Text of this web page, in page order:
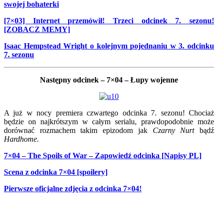
swojej bohaterki
[7×03] Internet przemówił! Trzeci odcinek 7. sezonu!
[ZOBACZ MEMY]
Isaac Hempstead Wright o kolejnym pojednaniu w 3. odcinku
7. sezonu
Następny odcinek – 7×04 – Łupy wojenne
A już w nocy premiera czwartego odcinka 7. sezonu! Chociaż
będzie on najkrótszym w całym serialu, prawdopodobnie może
dorównać rozmachem takim epizodom jak Czarny Nurtbądź
Hardhome.
7×04 – The Spoils of War – Zapowiedź odcinka [Napisy PL]
Scena z odcinka 7×04 [spoilery]
Pierwsze oficjalne zdjęcia z odcinka 7×04!